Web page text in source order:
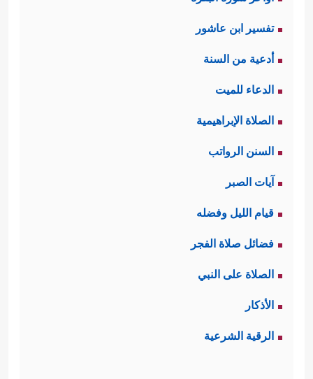
تفسير ابن عاشور
أدعية من السنة
الدعاء للميت
الصلاة الإبراهيمية
السنن الرواتب
آيات الصبر
قيام الليل وفضله
فضائل صلاة الفجر
الصلاة على النبي
الأذكار
الرقية الشرعية